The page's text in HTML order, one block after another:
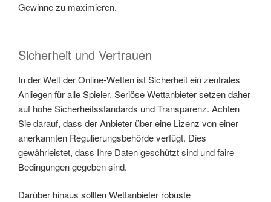
Gewinne zu maximieren.
Sicherheit und Vertrauen
In der Welt der Online-Wetten ist Sicherheit ein zentrales
Anliegen für alle Spieler. Seriöse Wettanbieter setzen daher
auf hohe Sicherheitsstandards und Transparenz. Achten
Sie darauf, dass der Anbieter über eine Lizenz von einer
anerkannten Regulierungsbehörde verfügt. Dies
gewährleistet, dass Ihre Daten geschützt sind und faire
Bedingungen gegeben sind.
Darüber hinaus sollten Wettanbieter robuste